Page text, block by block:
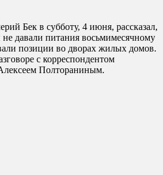
Бек в субботу, 4 июня, рассказал,
давали питания восьмимесячному
позиции во дворах жилых домов.
с корреспондентом
Полтораниным.